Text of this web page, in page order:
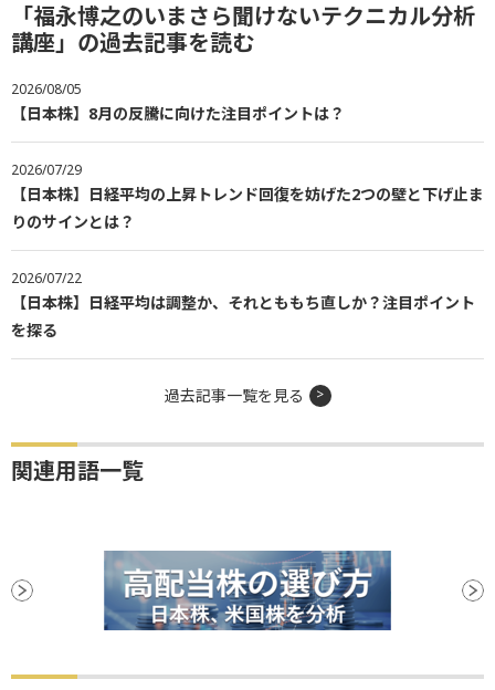
「福永博之のいまさら聞けないテクニカル分析
講座」の過去記事を読む
2026/08/05
【日本株】8月の反騰に向けた注目ポイントは？
2026/07/29
【日本株】日経平均の上昇トレンド回復を妨げた2つの壁と下げ止ま
りのサインとは？
2026/07/22
【日本株】日経平均は調整か、それとももち直しか？注目ポイント
を探る
過去記事一覧を見る
関連用語一覧